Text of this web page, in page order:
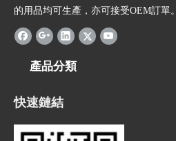
的用品均可生產，亦可接受OEM訂單。
產品分類
快速鏈結